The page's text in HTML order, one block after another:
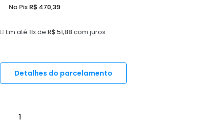
Em até 11x de R$ 51,88 com juros
No Pix R$470,39
Detalhes do parcelamento